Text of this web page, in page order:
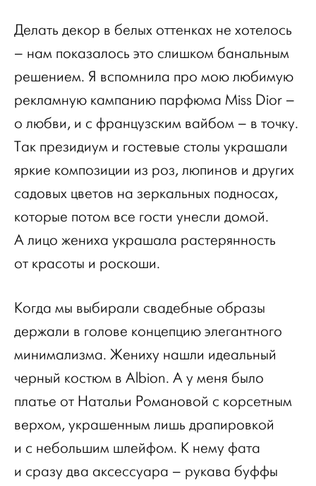
Делать декор в белых оттенках не хотелось
– нам показалось это слишком банальным
решением. Я вспомнила про мою любимую
рекламную кампанию парфюма Miss Dior –
о любви, и с французским вайбом – в точку.
Так президиум и гостевые столы украшали
яркие композиции из роз, люпинов и других
садовых цветов на зеркальных подносах,
которые потом все гости унесли домой.
А лицо жениха украшала растерянность
от красоты и роскоши.
Когда мы выбирали свадебные образы
держали в голове концепцию элегантного
минимализма. Жениху нашли идеальный
черный костюм в Albion. А у меня было
платье от Натальи Романовой с корсетным
верхом, украшенным лишь драпировкой
и с небольшим шлейфом. К нему фата
и сразу два аксессуара – рукава буффы